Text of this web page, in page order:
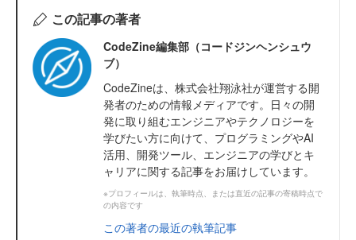
この記事の著者
CodeZine編集部（コードジンヘンシュウ
ブ）
CodeZineは、株式会社翔泳社が運営する開
発者のための情報メディアです。日々の開
発に取り組むエンジニアやテクノロジーを
学びたい方に向けて、プログラミングやAI
活用、開発ツール、エンジニアの学びとキ
ャリアに関する記事をお届けしています。
※プロフィールは、執筆時点、または直近の記事の寄稿時点で
の内容です
この著者の最近の執筆記事